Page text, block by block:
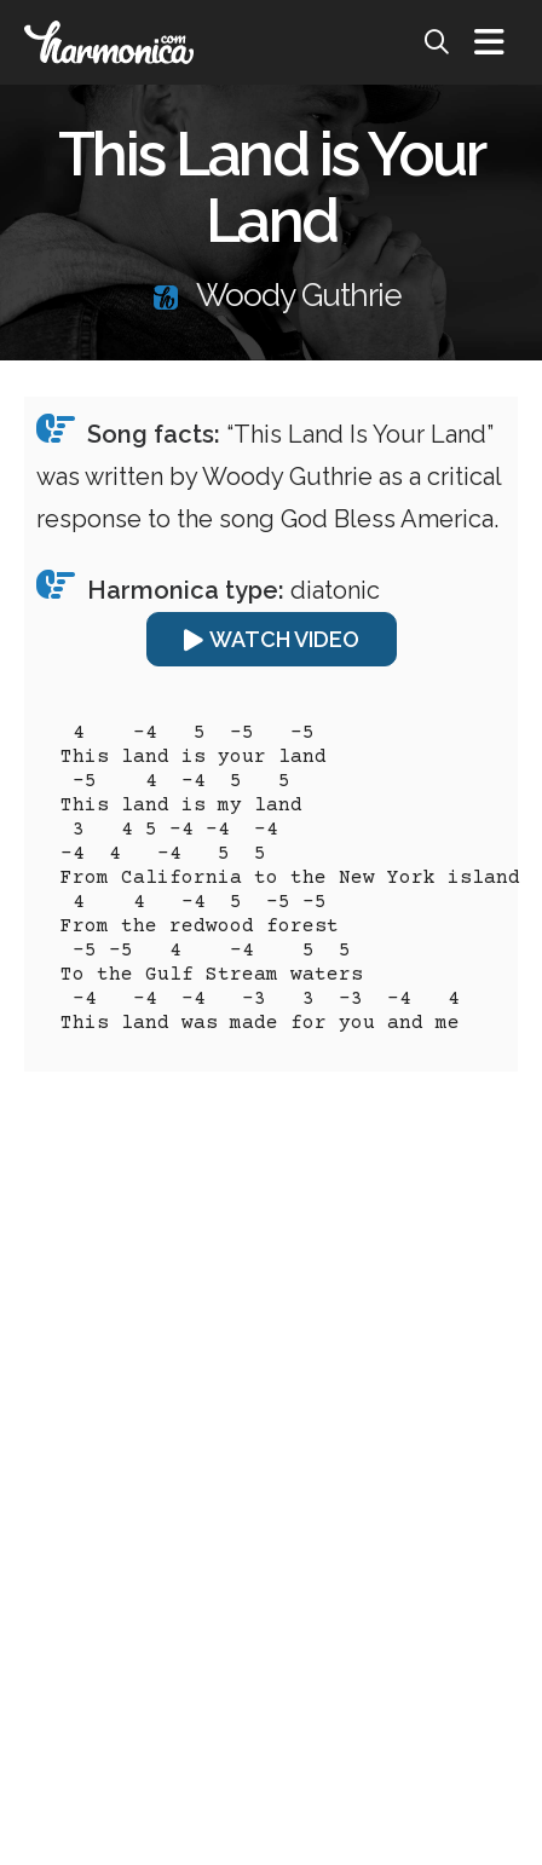
This Land is Your
Land
Woody Guthrie
Song facts: “This Land Is Your Land”
was written by Woody Guthrie as a critical
response to the song God Bless America.
Harmonica type: diatonic
WATCH VIDEO
4    -4   5  -5   -5
This land is your land
-5    4  -4  5   5
This land is my land
3   4 5 -4 -4  -4
-4  4   -4   5  5
From California to the New York island
4    4   -4  5  -5 -5
From the redwood forest
-5 -5   4    -4    5  5
To the Gulf Stream waters
-4   -4  -4   -3   3  -3  -4   4
This land was made for you and me